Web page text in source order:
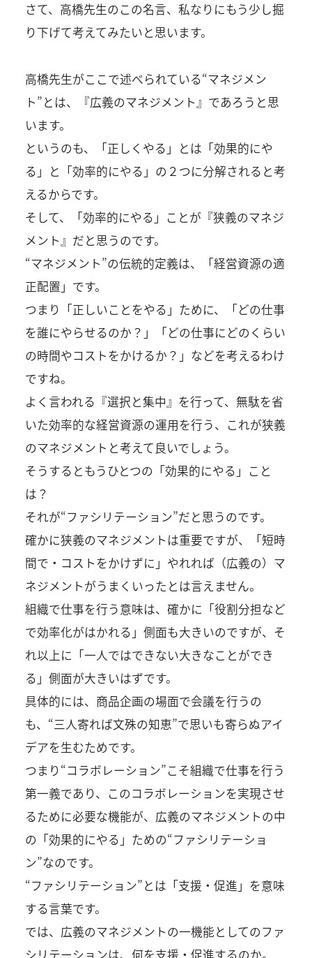
さて、高橋先生のこの名言、私なりにもう少し掘
り下げて考えてみたいと思います。
高橋先生がここで述べられている“マネジメン
ト”とは、『広義のマネジメント』であろうと思
います。
というのも、「正しくやる」とは「効果的にや
る」と「効率的にやる」の２つに分解されると考
えるからです。
そして、「効率的にやる」ことが『狭義のマネジ
メント』だと思うのです。
“マネジメント”の伝統的定義は、「経営資源の適
正配置」です。
つまり「正しいことをやる」ために、「どの仕事
を誰にやらせるのか？」「どの仕事にどのくらい
の時間やコストをかけるか？」などを考えるわけ
ですね。
よく言われる『選択と集中』を行って、無駄を省
いた効率的な経営資源の運用を行う、これが狭義
のマネジメントと考えて良いでしょう。
そうするともうひとつの「効果的にやる」こと
は？
それが“ファシリテーション”だと思うのです。
確かに狭義のマネジメントは重要ですが、「短時
間で・コストをかけずに」やれれば（広義の）マ
ネジメントがうまくいったとは言えません。
組織で仕事を行う意味は、確かに「役割分担など
で効率化がはかれる」側面も大きいのですが、そ
れ以上に「一人ではできない大きなことができ
る」側面が大きいはずです。
具体的には、商品企画の場面で会議を行うの
も、“三人寄れば文殊の知恵”で思いも寄らぬアイ
デアを生むためです。
つまり“コラボレーション”こそ組織で仕事を行う
第一義であり、このコラボレーションを実現させ
るために必要な機能が、広義のマネジメントの中
の「効果的にやる」ための“ファシリテーショ
ン”なのです。
“ファシリテーション”とは「支援・促進」を意味
する言葉です。
では、広義のマネジメントの一機能としてのファ
シリテーションは、何を支援・促進するのか。